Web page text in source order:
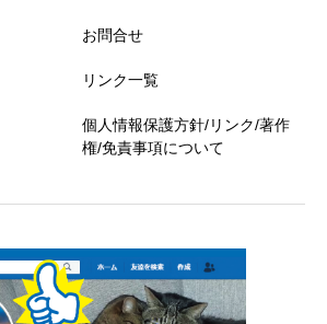
お問合せ
リンク一覧
個人情報保護方針/リンク/著作
権/免責事項について